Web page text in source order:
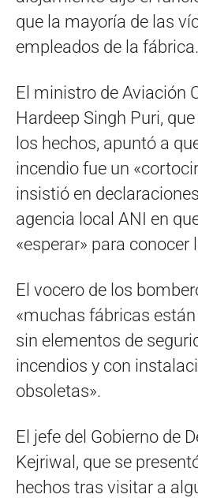
que la mayoría de las
empleados de la fábrica.
El ministro de Aviación
Hardeep Singh Puri,
los hechos, apuntó a
incendio fue un
insistió en
agencia local ANI en
«esperar» para conocer
El vocero de los
«muchas fábricas
sin elementos de
incendios y con
obsoletas».
El jefe del Gobierno de
Kejriwal, que se
hechos tras visitar a